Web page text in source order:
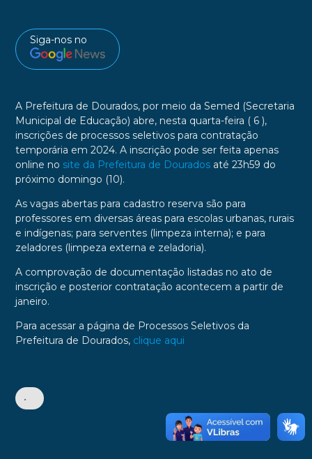
Siga-nos no
A Prefeitura de Dourados, por meio da Semed (Secretaria
Municipal de Educação) abre, nesta quarta-feira ( 6 ),
inscrições de processos seletivos para contratação
temporária em 2024. A inscrição pode ser feita apenas
online no site da Prefeitura de Douradosaté 23h59 do
próximo domingo (10).
As vagas abertas para cadastro reserva são para
professores em diversas áreas para escolas urbanas, rurais
e indígenas; para serventes (limpeza interna); e para
zeladores (limpeza externa e zeladoria).
A comprovação de documentação listadas no ato de
inscrição e posterior contratação acontecem a partir de
janeiro.
Para acessar a página de Processos Seletivos da
Prefeitura de Dourados, clique aqui
•